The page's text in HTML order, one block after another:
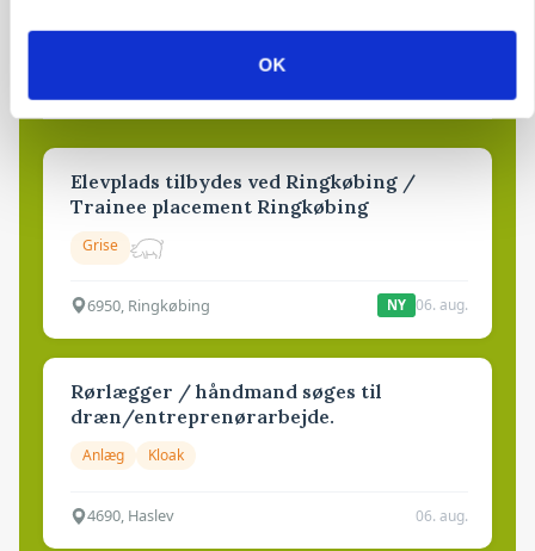
OK
ledige stillinger
Elevplads tilbydes ved Ringkøbing /
Trainee placement Ringkøbing
Grise
6950, Ringkøbing NY 06. aug.
Rørlægger / håndmand søges til
dræn/entreprenørarbejde.
Anlæg Kloak
4690, Haslev 06. aug.